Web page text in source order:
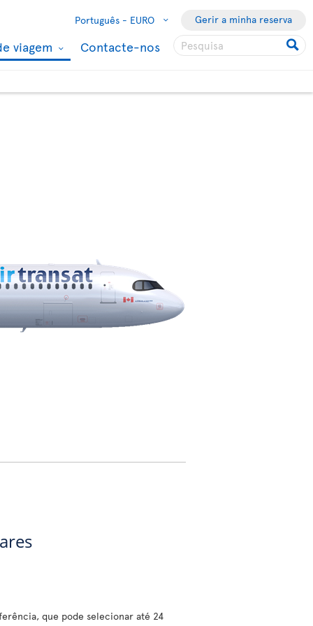
Português - EURO Gerir a minha reserva
viagem Contacte-nos
que pode selecionar até 24